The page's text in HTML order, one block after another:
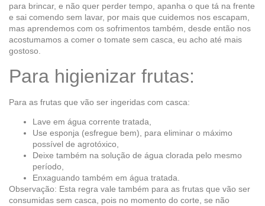
para brincar, e não quer perder tempo, apanha o que tá na frente
e sai comendo sem lavar, por mais que cuidemos nos escapam,
mas aprendemos com os sofrimentos também, desde então nos
acostumamos a comer o tomate sem casca, eu acho até mais
gostoso.
Para higienizar frutas:
Para as frutas que vão ser ingeridas com casca:
Lave em água corrente tratada,
Use esponja (esfregue bem), para eliminar o máximo
possível de agrotóxico,
Deixe também na solução de água clorada pelo mesmo
período,
Enxaguando também em água tratada.
Observação: Esta regra vale também para as frutas que vão ser
consumidas sem casca, pois no momento do corte, se não